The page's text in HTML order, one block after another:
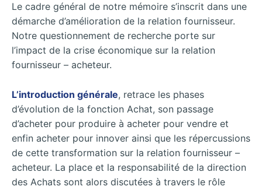
Le cadre général de notre mémoire s’inscrit dans une
démarche d’amélioration de la relation fournisseur.
Notre questionnement de recherche porte sur
l’impact de la crise économique sur la relation
fournisseur – acheteur.
L’introduction générale, retrace les phases
d’évolution de la fonction Achat, son passage
d’acheter pour produire à acheter pour vendre et
enfin acheter pour innover ainsi que les répercussions
de cette transformation sur la relation fournisseur –
acheteur. La place et la responsabilité de la direction
des Achats sont alors discutées à travers le rôle